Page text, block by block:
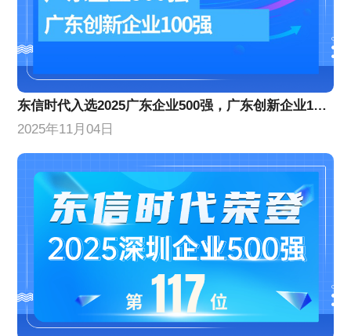
东信时代入选2025广东企业500强，广东创新企业100强
2025年11月04日